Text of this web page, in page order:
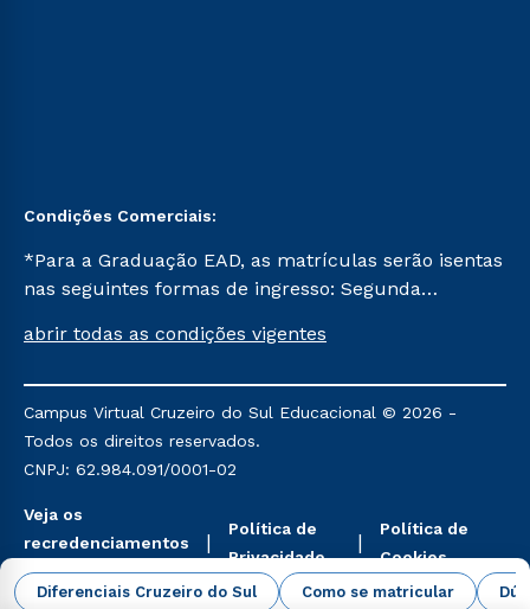
Diferenciais Cruzeiro do Sul Como se matricular
Condições Comerciais:
*Para a Graduação EAD, as matrículas serão isentas
nas seguintes formas de ingresso: Segunda
Já para as demais, a taxa de matrícula será de R$
mencionadas são referentes aos cursos: Ensino
Religioso, Geografia para a Docência e Metodologia
do Ensino de História: Questões Atuais.
abrir todas as condições vigentes
Campus Virtual Cruzeiro do Sul Educacional © 2026 -
Todos os direitos reservados.
CNPJ: 62.984.091/0001-02
Veja os
recredenciamentos
aqui
Política de
Privacidade
Política de
Cookies